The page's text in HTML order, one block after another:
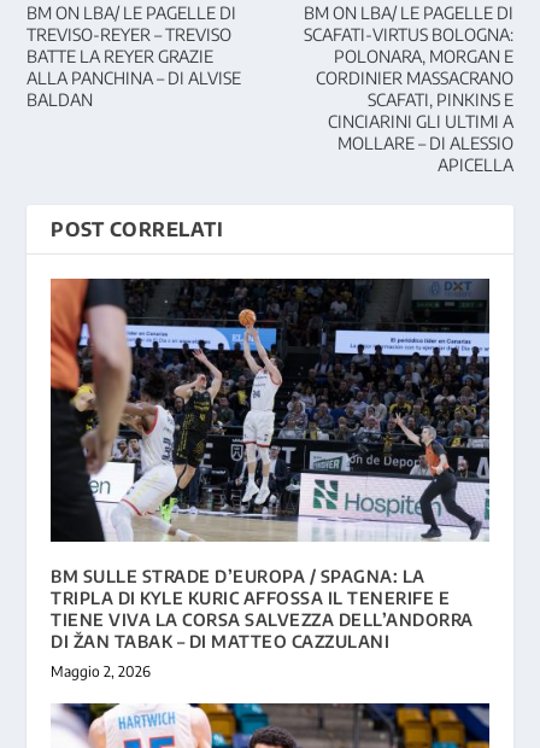
BM ON LBA/ LE PAGELLE DI
TREVISO-REYER – TREVISO
BATTE LA REYER GRAZIE
ALLA PANCHINA – DI ALVISE
BALDAN
BM ON LBA/ LE PAGELLE DI
SCAFATI-VIRTUS BOLOGNA:
POLONARA, MORGAN E
CORDINIER MASSACRANO
SCAFATI, PINKINS E
CINCIARINI GLI ULTIMI A
MOLLARE – DI ALESSIO
APICELLA
POST CORRELATI
BM SULLE STRADE D’EUROPA / SPAGNA: LA
TRIPLA DI KYLE KURIC AFFOSSA IL TENERIFE E
TIENE VIVA LA CORSA SALVEZZA DELL’ANDORRA
DI ŽAN TABAK – DI MATTEO CAZZULANI
Maggio 2, 2026